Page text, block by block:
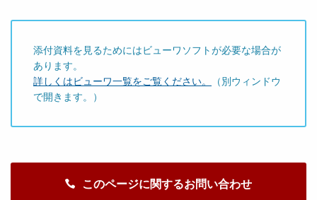
添付資料を見るためにはビューワソフトが必要な場合が
あります。
詳しくはビューワ一覧をご覧ください。
（別ウィンドウ
で開きます。）
このページに関するお問い合わせ